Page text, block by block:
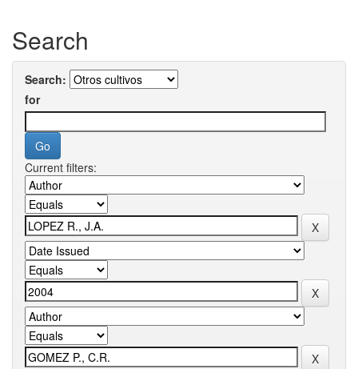
Search
Search:
for
Current filters: